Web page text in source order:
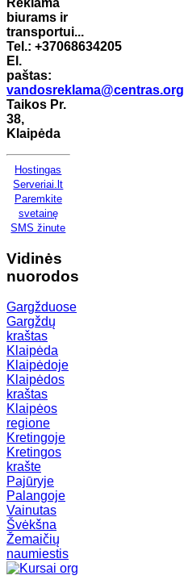
biurams ir
transportui...
Tel.: +37068634205
El.
paštas:
vandosreklama@centras.org
Taikos Pr.
38,
Klaipėda
Hostingas
Serveriai.lt
Paremkite
svetainę
SMS žinute
Vidinės
nuorodos
Gargžduose
Gargždų
kraštas
Klaipėda
Klaipėdoje
Klaipėdos
kraštas
Klaipėos
regione
Kretingoje
Kretingos
krašte
Pajūryje
Palangoje
Vainutas
Švėkšna
Žemaičių
naumiestis